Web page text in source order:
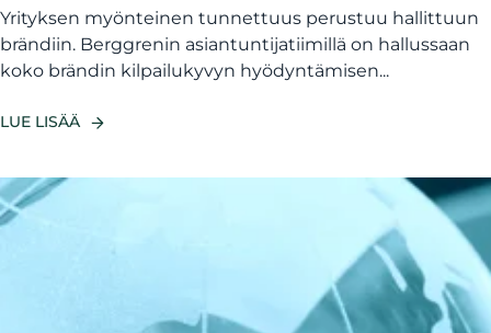
Yrityksen myönteinen tunnettuus perustuu hallittuun
brändiin. Berggrenin asiantuntijatiimillä on hallussaan
koko brändin kilpailukyvyn hyödyntämisen...
LUE LISÄÄ